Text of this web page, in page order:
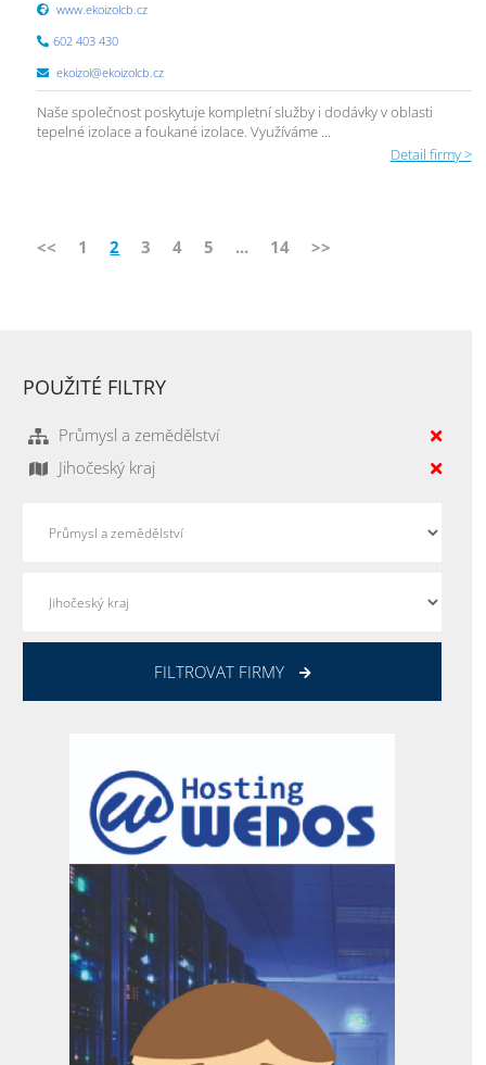
www.ekoizolcb.cz
602 403 430
ekoizol@ekoizolcb.cz
Naše společnost poskytuje kompletní služby i dodávky v oblasti
tepelné izolace a foukané izolace. Využíváme ...
Detail firmy >
<< 1 2 3 4 5 ... 14 >>
POUŽITÉ FILTRY
Průmysl a zemědělství
Jihočeský kraj
FILTROVAT FIRMY